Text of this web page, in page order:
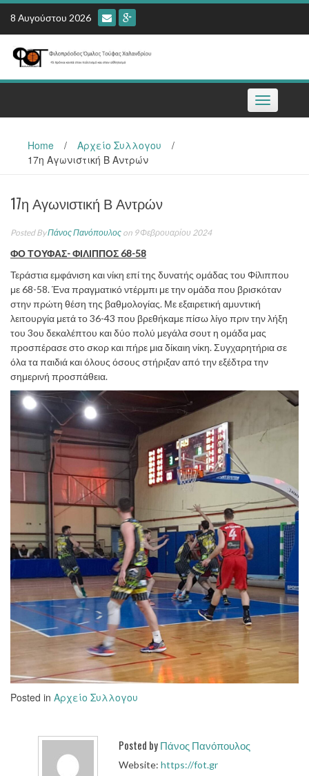
Skip
content
8 Αυγούστου 2026
Toggle
navigation
Home / Αρχείο Συλλογου
/
17η Αγωνιστική Β Αντρών
17η Αγωνιστική Β Αντρών
Posted ByΠάνος Πανόπουλος on 9 Φεβρουαρίου 2024
ΦΟ ΤΟΥΦΑΣ- ΦΙΛΙΠΠΟΣ 68-58
Τεράστια εμφάνιση και νίκη επί της δυνατής ομάδας του Φίλιππου
με 68-58. Ένα πραγματικό ντέρμπι με την ομάδα που βρισκόταν
στην πρώτη θέση της βαθμολογίας. Με εξαιρετική αμυντική
λειτουργία μετά το 36-43 που βρεθήκαμε πίσω λίγο πριν την λήξη
του 3ου δεκαλέπτου και δύο πολύ μεγάλα σουτ η ομάδα μας
προσπέρασε στο σκορ και πήρε μια δίκαιη νίκη. Συγχαρητήρια σε
όλα τα παιδιά και όλους όσους στήριξαν από την εξέδτρα την
σημερινή προσπάθεια.
Posted in Αρχείο Συλλογου
Posted byΠάνος Πανόπουλος
Website: https://fot.gr